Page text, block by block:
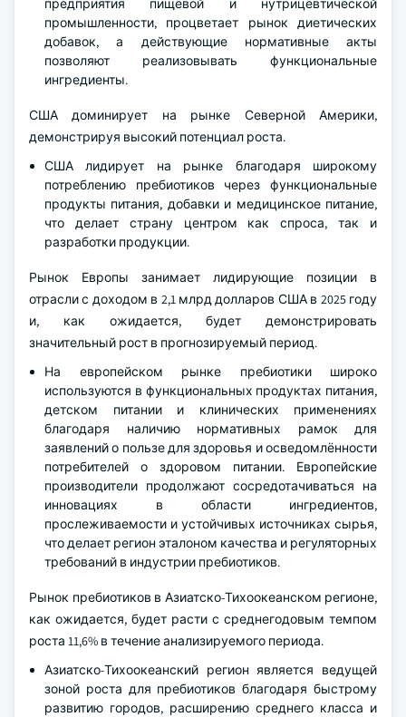
промышленности, процветает рынок диетических
добавок, а действующие нормативные акты
позволяют реализовывать функциональные
ингредиенты.
США доминирует на рынке Северной Америки,
демонстрируя высокий потенциал роста.
США лидирует на рынке благодаря широкому
потреблению пребиотиков через функциональные
продукты питания, добавки и медицинское питание,
что делает страну центром как спроса, так и
разработки продукции.
Рынок Европы занимает лидирующие позиции в
отрасли с доходом в 2,1 млрд долларов США в 2025 году
и, как ожидается, будет демонстрировать
значительный рост в прогнозируемый период.
На европейском рынке пребиотики широко
используются в функциональных продуктах питания,
детском питании и клинических применениях
благодаря наличию нормативных рамок для
заявлений о пользе для здоровья и осведомлённости
потребителей о здоровом питании. Европейские
производители продолжают сосредотачиваться на
инновациях в области ингредиентов,
прослеживаемости и устойчивых источниках сырья,
что делает регион эталоном качества и регуляторных
требований в индустрии пребиотиков.
Рынок пребиотиков в Азиатско-Тихоокеанском регионе,
как ожидается, будет расти с среднегодовым темпом
роста 11,6% в течение анализируемого периода.
Азиатско-Тихоокеанский регион является ведущей
зоной роста для пребиотиков благодаря быстрому
развитию городов, расширению среднего класса и